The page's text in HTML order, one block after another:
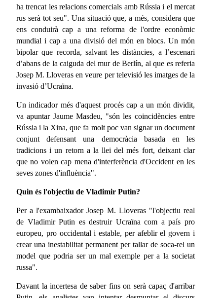
ha trencat les relacions comercials amb Rússia i el mercat
rus serà tot seu". Una situació que, a més, considera que
ens conduirà cap a una reforma de l'ordre econòmic
mundial i cap a una divisió del món en blocs. Un món
bipolar que recorda, salvant les distàncies, a l’escenari
d’abans de la caiguda del mur de Berlín, al que es referia
Josep M. Lloveras en veure per televisió les imatges de la
invasió d’Ucraïna.
Un indicador més d'aquest procés cap a un món dividit,
va apuntar Jaume Masdeu, "són les coincidències entre
Rússia i la Xina, que fa molt poc van signar un document
conjunt defensant una democràcia basada en les
tradicions i un retorn a la llei del més fort, deixant clar
que no volen cap mena d'interferència d'Occident en les
seves zones d'influència".
Quin és l'objectiu de Vladimir Putin?
Per a l'exambaixador Josep M. Lloveras "l'objectiu real
de Vladimir Putin es destruir Ucraïna com a país pro
europeu, pro occidental i estable, per afeblir el govern i
crear una inestabilitat permanent per tallar de soca-rel un
model que podria ser un mal exemple per a la societat
russa".
Davant la incertesa de saber fins on serà capaç d'arribar